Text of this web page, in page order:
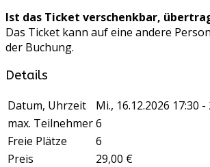
Ist das Ticket verschenkbar,
Das Ticket kann auf eine andere
der Buchung.
Details
Datum, Uhrzeit
Mi., 16.12.2026 17:30 -
max. Teilnehmer6
Freie Plätze
6
Preis
29,00 €